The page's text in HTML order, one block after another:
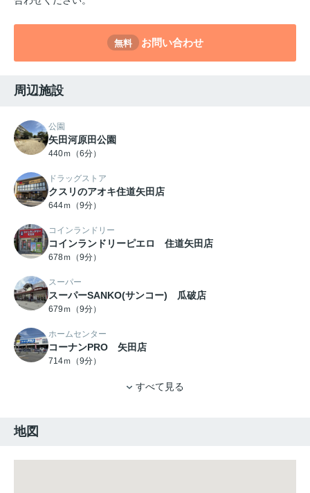
無料 お問い合わせ
周辺施設
公園
矢田河原田公園
440ｍ（6分）
ドラッグストア
クスリのアオキ住道矢田店
644ｍ（9分）
コインランドリー
コインランドリーピエロ 住道矢田店
678ｍ（9分）
スーパー
スーパーSANKO(サンコー) 瓜破店
679ｍ（9分）
ホームセンター
コーナンPRO 矢田店
714ｍ（9分）
すべて見る
地図